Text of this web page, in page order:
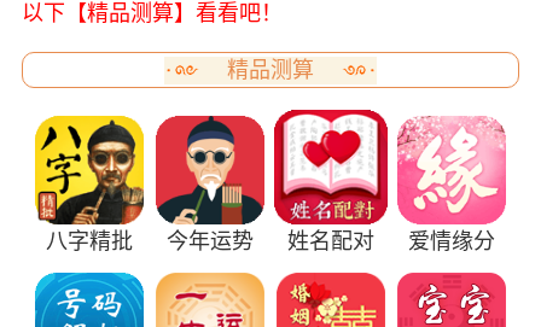
以下【精品测算】看看吧！
精品测算
八字精批 今年运势 姓名配对 爱情缘分